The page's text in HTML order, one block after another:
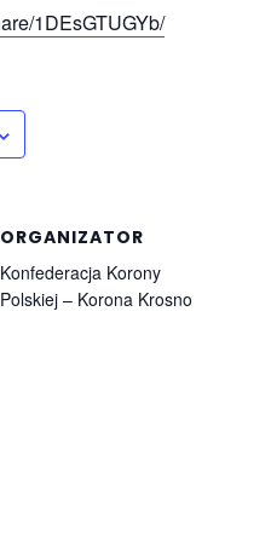
1DEsGTUGYb/
ORGANIZATOR
Konfederacja Korony
Polskiej – Korona Krosno